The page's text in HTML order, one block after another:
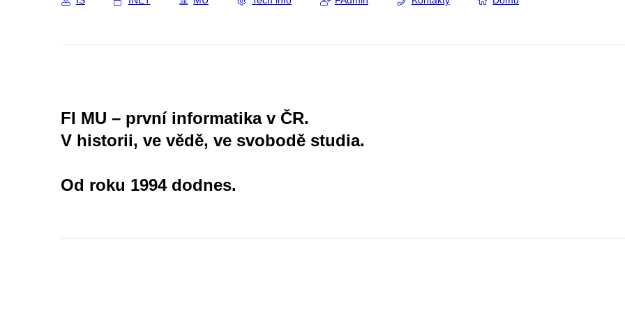
FI MU – první informatika v ČR.
V historii, ve vědě, ve svobodě studia.
Od roku 1994 dodnes.